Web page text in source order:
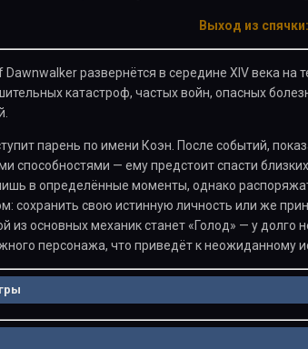
Выход из спячки:
Dawnwalker развернётся в середине XIV века
катастроф, частых войн, опасных
парень по имени Коэн. После событий,
способностями — ему предстоит спасти
в определённые моменты, однако
сохранить свою истинную личность или же
из основных механик станет «Голод» — у долго
персонажа, что приведёт к неожиданному